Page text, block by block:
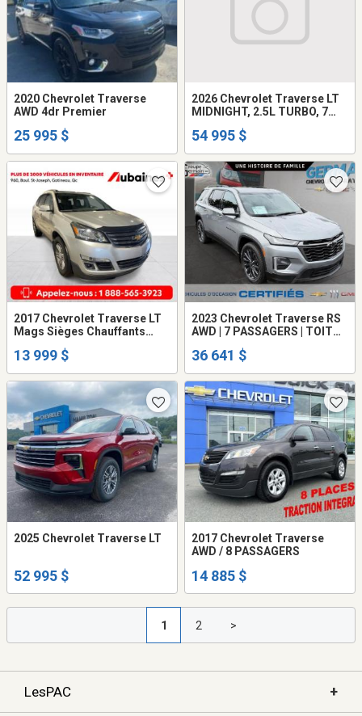
2020 Chevrolet Traverse
AWD 4dr Premier
25 995 $
2026 Chevrolet Traverse LT
MIDNIGHT, 2.5L TURBO, 7
54 995 $
2017 Chevrolet Traverse LT
Mags Sièges Chauffants
13 999 $
2023 Chevrolet Traverse RS
AWD | 7 PASSAGERS | TOIT
36 641 $
2025 Chevrolet Traverse LT
52 995 $
2017 Chevrolet Traverse
AWD / 8 PASSAGERS
14 885 $
1 2 >
LesPAC +